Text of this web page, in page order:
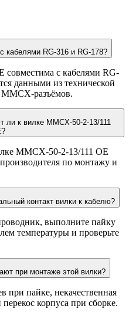
кабелями RG-316 и RG-178?
совместима с кабелями RG-
данными из технической
разъёмов.
MMCX-50-2-13/111 OE
по монтажу и
контакт вилки к кабелю?
выполните пайку
температуры и проверьте
при монтаже этой вилки?
при пайке, некачественная
корпуса при сборке.